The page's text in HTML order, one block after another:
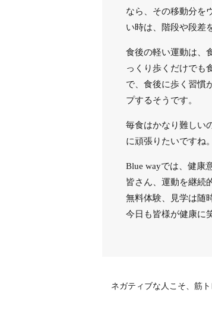
なら、その移動分を
い時は、階段や段差
食後の軽い運動は、
っくり歩くだけでも
で、食後に歩く習慣
プするそうです。
毎食はかなり難しい
に頑張りたいですね。
Blue wayでは、健康
皆さん、運動を継続
無料体験、見学は随
今日も皆様が健康に
ネガティブな人こそ、筋ト